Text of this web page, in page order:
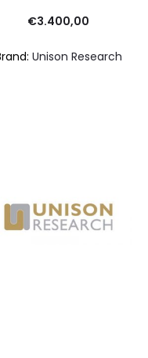
€3.400,00
Unison Research